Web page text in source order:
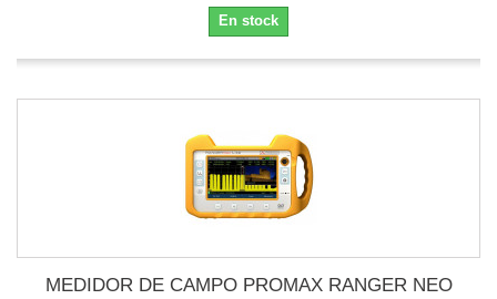
En stock
MEDIDOR DE CAMPO PROMAX RANGER NEO